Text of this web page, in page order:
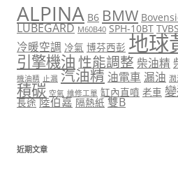
ALPINA B6 BMW
LUBEGARD M60B40 SPH-10BT TVBS
冷暖空調 冷氣 博芬西彭 地球
引擎機油性能調整 柴油精
機油精 止漏 汽油精 油電車 漏油 潤
積碳 空氣 維修工單 缸內直噴 老車
長途 陸伯嘉 隔熱紙 雙B
近期文章